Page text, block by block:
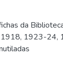
da
1918, 1923-